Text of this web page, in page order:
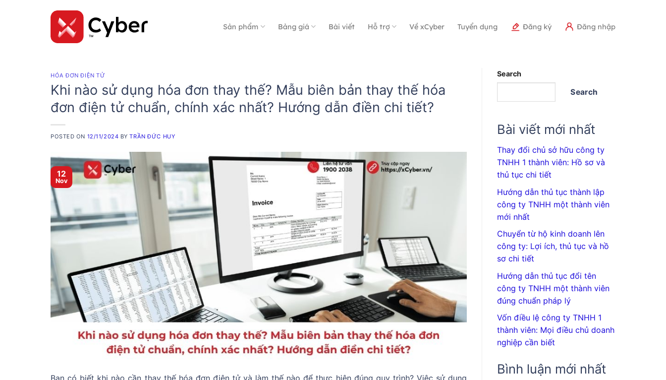
Sản phẩm Bảng giá Bài viết Hỗ trợ Về xCyber Tuyển dụng Đăng ký Đăng nhập
HÓA ĐƠN ĐIỆN TỬ
Khi nào sử dụng hóa đơn thay thế? Mẫu biên bản thay thế hóa
đơn điện tử chuẩn, chính xác nhất? Hướng dẫn điền chi tiết?
POSTED ON 12/11/2024 BYTRẦN ĐỨC HUY
12
Nov
Bạn có biết khi nào cần thay thế hóa đơn điện tử và làm thế nào để thực hiện đúng quy trình? Việc sử dụng
Search
Search
Bài viết mới nhất
Thay đổi chủ sở hữu công ty
TNHH 1 thành viên: Hồ sơ và
thủ tục chi tiết
Hướng dẫn thủ tục thành lập
công ty TNHH một thành viên
mới nhất
Chuyển từ hộ kinh doanh lên
công ty: Lợi ích, thủ tục và hồ
sơ chi tiết
Hướng dẫn thủ tục đổi tên
công ty TNHH một thành viên
đúng chuẩn pháp lý
Vốn điều lệ công ty TNHH 1
thành viên: Mọi điều chủ doanh
nghiệp cần biết
Bình luận mới nhất